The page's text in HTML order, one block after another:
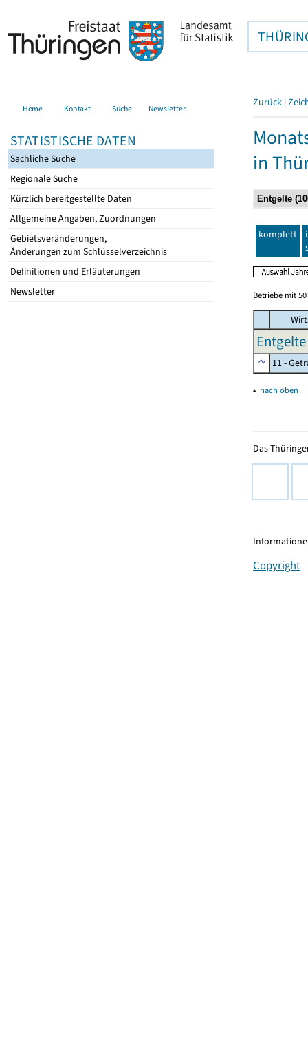
Home Kontakt Suche Newsletter
STATISTISCHE DATEN
Sachliche Suche
Regionale Suche
Kürzlich bereitgestellte Daten
Allgemeine Angaben, Zuordnungen
Gebietsveränderungen,
Änderungen zum Schlüsselverzeichnis
Definitionen und Erläuterungen
Newsletter
Zurück |
in
komplett
Betriebe mit
11 -
▴ nach oben
Das
Copyright